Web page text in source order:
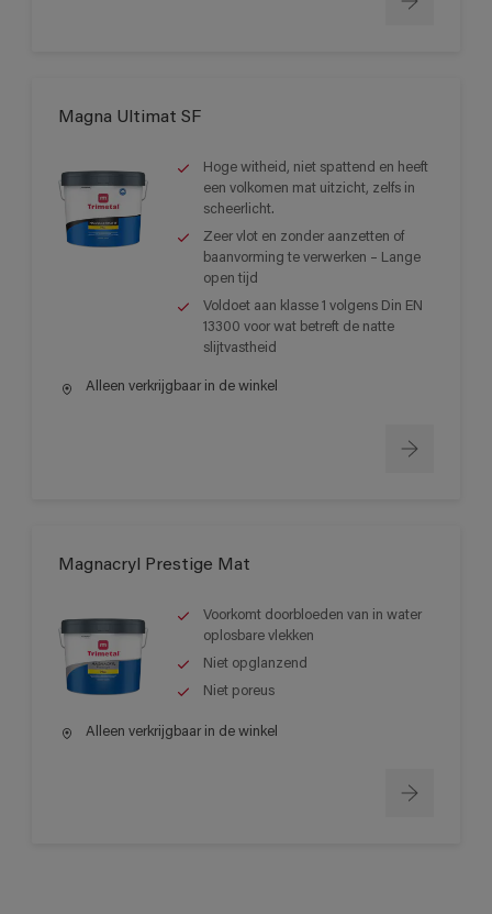
Magna Ultimat SF
Hoge witheid, niet spattend en heeft
een volkomen mat uitzicht, zelfs in
scheerlicht.
Zeer vlot en zonder aanzetten of
baanvorming te verwerken – Lange
open tijd
Voldoet aan klasse 1 volgens Din EN
13300 voor wat betreft de natte
slijtvastheid
Alleen verkrijgbaar in de winkel
Magnacryl Prestige Mat
Voorkomt doorbloeden van in water
oplosbare vlekken
Niet opglanzend
Niet poreus
Alleen verkrijgbaar in de winkel